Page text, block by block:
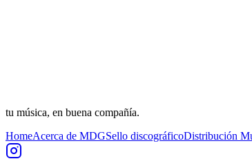
tu música, en buena compañía.
HomeAcerca de MDGSello discográficoDistribución